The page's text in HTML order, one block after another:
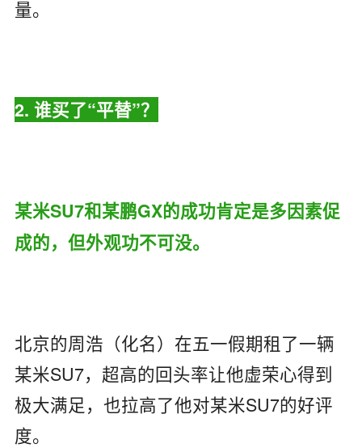
量。
2. 谁买了“平替”？
某米SU7和某鹏GX的成功肯定是多因素促
成的，但外观功不可没。
北京的周浩（化名）在五一假期租了一辆
某米SU7，超高的回头率让他虚荣心得到
极大满足，也拉高了他对某米SU7的好评
度。